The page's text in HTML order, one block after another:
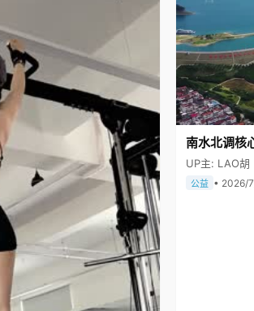
南水北调核
UP主: LAO胡
公益 • 2026/